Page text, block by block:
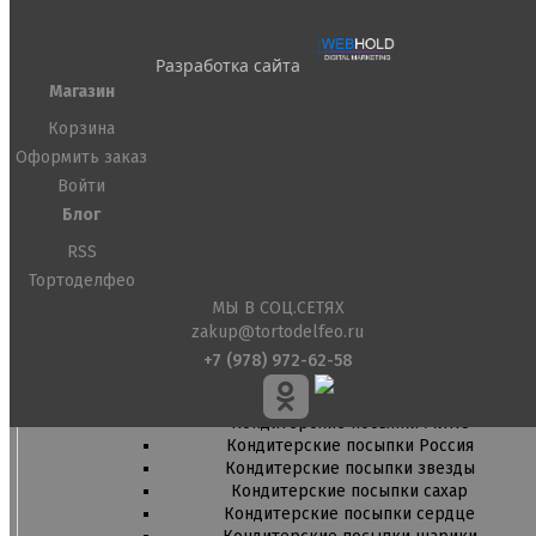
Подложки 3,2мм
Подложки дерево
Сырье кондитерское
Топперы
Украшения для торта
Вафельные цветы
Кондитерская посыпка
Кондитерские посыпки МИКС
Кондитерские посыпки Россия
Кондитерские посыпки звезды
Кондитерские посыпки сахар
Кондитерские посыпки сердце
Разработка сайта
Магазин
Корзина
Оформить заказ
Войти
Блог
RSS
Тортоделфео
МЫ В СОЦ.СЕТЯХ
zakup@tortodelfeo.ru
+7 (978) 972-62-58